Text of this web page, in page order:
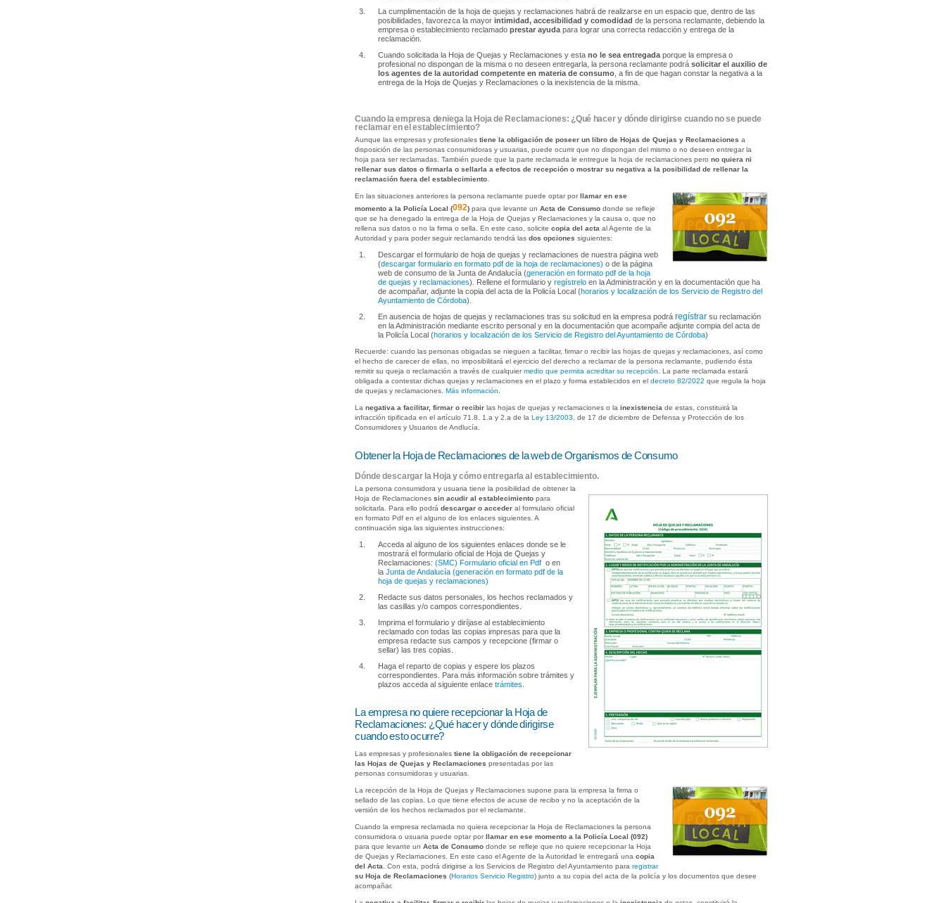
La cumplimentación de la hoja de quejas y reclamaciones habrá de realizarse en un espacio que, dentro de las
posibilidades, favorezca la mayorintimidad, accesibilidad y comodidad de la persona reclamante, debiendo la
empresa o establecimiento reclamadoprestar ayuda para lograr una correcta redacción y entrega de la
reclamación.
Cuando solicitada la Hoja de Quejas y Reclamaciones y estano le sea entregada porque la empresa o
profesional no dispongan de la misma o no deseen entregarla, la persona reclamante podrásolicitar el auxilio de
los agentes de la autoridad competente en materia de consumo , a fin de que hagan constar la negativa a la
entrega de la Hoja de Quejas y Reclamaciones o la inexistencia de la misma.
Cuando la empresa deniega la Hoja de Reclamaciones: ¿Qué hacer y dónde dirigirse cuando no se puede
reclamar en el establecimiento?
Aunque las empresas y profesionalestiene la obligación de poseer un libro de Hojas de Quejas y Reclamaciones a
disposición de las personas consumidoras y usuarias, puede ocurrir que no dispongan del mismo o no deseen entregar la
hoja para ser reclamadas. También puede que la parte reclamada le entregue la hoja de reclamaciones pero no quiera ni
rellenar sus datos o firmarla o sellarla a efectos de recepción o mostrar su negativa a la posibilidad de rellenar la
reclamación fuera del establecimiento
En las situaciones anteriores la persona reclamante puede optar porllamar en ese
momento a la Policía Local (092)para que levante un Acta de Consumodonde se refleje
que se ha denegado la entrega de la Hoja de Quejas y Reclamaciones y la causa o, que no
rellena sus datos o no la firma o sella. En este caso, solicitecopia del acta al Agente de la
Autoridad y para poder seguir reclamando tendrá lasdos opciones siguientes:
Descargar el formulario de hoja de quejas y reclamaciones de nuestra página web
(descargar formulario en formato pdf de la hoja de reclamaciones) o de la página
web de consumo de la Junta de Andalucía (generación en formato pdf de la hoja
de quejas y reclamaciones). Rellene el formulario yregístrelo en la Administración y en la documentación que ha
de acompañar, adjunte la copia del acta de la Policía Local (horarios y localización de los Servicio de Registro del
Ayuntamiento de Córdoba).
En ausencia de hojas de quejas y reclamaciones tras su solicitud en la empresa podráregístrar su reclamación
en la Administración mediante escrito personal y en la documentación que acompañe adjunte compia del acta de
la Policía Local (horarios y localización de los Servicio de Registro del Ayuntamiento de Córdoba)
Recuerde: cuando las personas obigadas se nieguen a facilitar, firmar o recibir las hojas de quejas y reclamaciones, así como
el hecho de carecer de ellas, no imposibilitará el ejercicio del derecho a reclamar de la persona reclamante, pudiendo ésta
remitir su queja o reclamación a través de cualquiermedio que permita acreditar su recepción
. La parte reclamada estará
obligada a contestar dichas quejas y reclamaciones en el plazo y forma establecidos en eldecreto 82/2022 que regula la hoja
de quejas y reclamaciones.Más información
Lanegativa a facilitar, firmar o recibir las hojas de quejas y reclamaciones o lainexistencia de estas, constituirá la
infracción tipificada en el artículo 71.8. 1.a y 2.a de laLey 13/2003
, de 17 de diciembre de Defensa y Protección de los
Consumidores y Usuarios de Andlucía.
Obtener la Hoja de Reclamaciones de la web de Organismos de Consumo
Dónde descargar la Hoja y cómo entregarla al establecimiento.
La persona consumidora y usuaria tiene la posibilidad de obtener la
Hoja de Reclamacionessin acudir al establecimiento para
solicitarla. Para ello podrádescargar o acceder al formulario oficial
en formato Pdf en el alguno de los enlaces siguientes. A
continuación siga las siguientes instrucciones:
Acceda al alguno de los siguientes enlaces donde se le
mostrará el formulario oficial de Hoja de Quejas y
Reclamaciones:(SMC) Formulario oficial en Pdf o en
laJunta de Andalucía (generación en formato pdf de la
hoja de quejas y reclamaciones)
Redacte sus datos personales, los hechos reclamados y
las casillas y/o campos correspondientes.
Imprima el formulario y diríjase al establecimiento
reclamado con todas las copias impresas para que la
empresa redacte sus campos y recepcione (firmar o
sellar) las tres copias.
Haga el reparto de copias y espere los plazos
correspondientes. Para más información sobre trámites y
plazos acceda al siguiente enlacetrámites
La empresa no quiere recepcionar la Hoja de
Reclamaciones: ¿Qué hacer y dónde dirigirse
cuando esto ocurre?
Las empresas y profesionalestiene la obligación de recepcionar
las Hojas de Quejas y Reclamaciones presentadas por las
personas consumidoras y usuarias.
La recepción de la Hoja de Quejas y Reclamaciones supone para la empresa la firma o
sellado de las copias. Lo que tiene efectos de acuse de recibo y no la aceptación de la
versión de los hechos reclamados por el reclamante.
Cuando la empresa reclamada no quiera recepcionar la Hoja de Reclamaciones la persona
consumidora o usuaria puede optar porllamar en ese momento a la Policía Local (092)
para que levante unActa de Consumo donde se refleje que no quiere recepcionar la Hoja
de Quejas y Reclamaciones. En este caso el Agente de la Autoridad le entregará unacopia
del Acta
. Con esta, podrá dirigirse a los Servicios de Registro del Ayuntamiento pararegistrar
su Hoja de Reclamaciones(Horarios Servicio Registro) junto a su copia del acta de la policía y los documentos que desee
acompañar.